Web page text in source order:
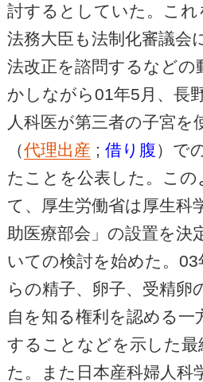
討するとしていた。これ
法務大臣も法制化審議会
法改正を諮問するなどの
かしながら01年5月、長
人科医が第三者の子宮を
（代理出産 ; 借り腹）で
たことを公表した。この
て、厚生労働省は厚生科
助医療部会」の設置を決
いての検討を始めた。
らの精子、卵子、受精卵
自を知る権利を認める一
することなどを示した最
た。また日本産科婦人科